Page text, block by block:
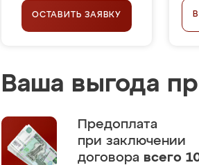
ОСТАВИТЬ ЗАЯВКУ
Ваша выгода
Предоплата
при заключении
договора всего